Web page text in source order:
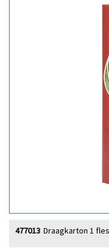
Draagkarton 1
477013